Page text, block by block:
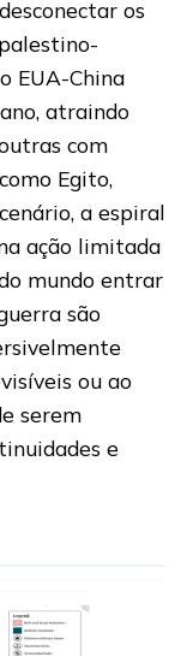
os
EUA-China
atraindo
com
Egito,
a espiral
ação limitada
mundo entrar
são
ou ao
serem
e